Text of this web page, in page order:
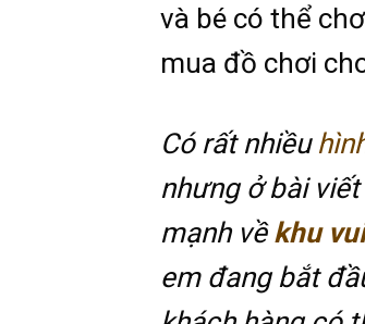
và bé có thể
mua đồ chơi
Có rất nhiều
nhưng ở bài
mạnh vềkhu
em đang bắt